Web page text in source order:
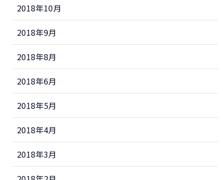
2018年10月
2018年9月
2018年8月
2018年6月
2018年5月
2018年4月
2018年3月